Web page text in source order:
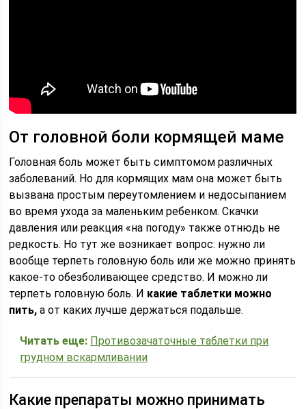
От головной боли кормящей маме
Головная боль может быть симптомом различных
заболеваний. Но для кормящих мам она может быть
вызвана простым переутомлением и недосыпанием
во время ухода за маленьким ребенком. Скачки
давления или реакция «на погоду» также отнюдь не
редкость. Но тут же возникает вопрос: нужно ли
вообще терпеть головную боль или же можно принять
какое-то обезболивающее средство. И можно ли
терпеть головную боль. И какие таблетки можно
пить, а от каких лучше держаться подальше.
Читать еще: Противозачаточные таблетки при
грудном вскармливании
Какие препараты можно принимать